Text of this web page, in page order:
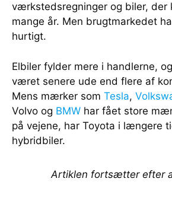
værkstedsregninger og biler, der
mange år. Men brugtmarkedet
hurtigt.
Elbiler fylder mere i handlerne,
været senere ude end flere af
Mens mærker som Tesla,
Volvo og BMW har fået store
på vejene, har Toyota i længere
hybridbiler.
Artiklen fortsætter efter